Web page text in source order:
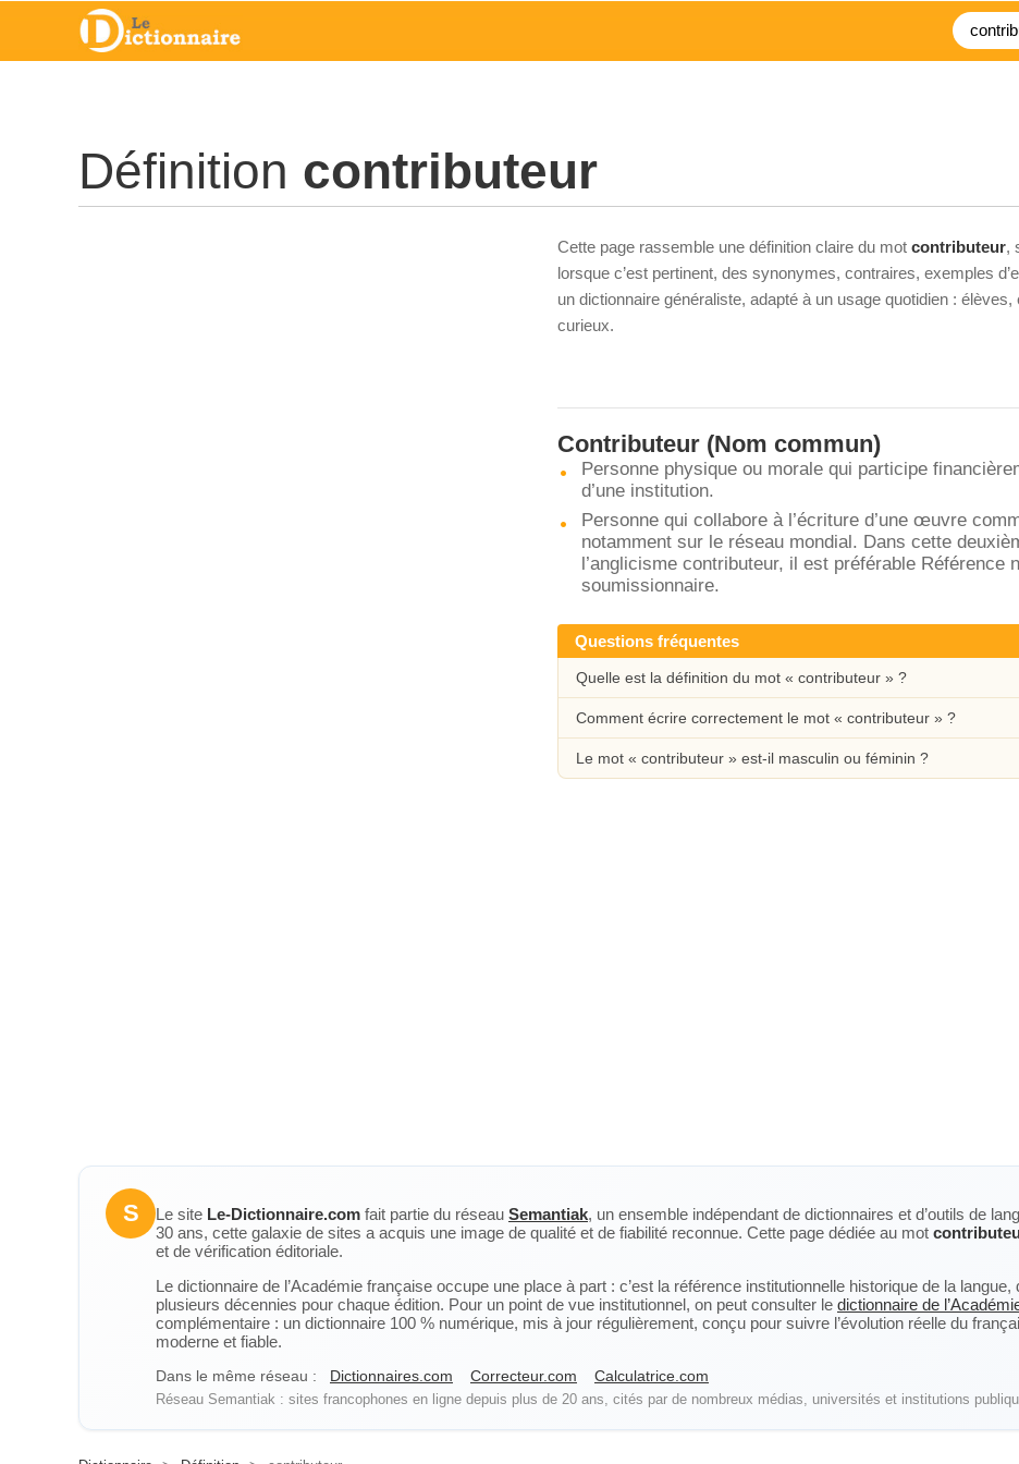
Définition contributeur
Cette page rassemble une définition claire du mot contributeur,
lorsque c’est pertinent, des synonymes, contraires, exemples
un dictionnaire généraliste, adapté à un usage quotidien :
curieux.
Contributeur (Nom commun)
Personne physique ou morale qui participe
d’une institution.
Personne qui collabore à l’écriture d’une œuvre
notamment sur le réseau mondial. Dans cette
l’anglicisme contributeur, il est préférable Référence
soumissionnaire.
Questions fréquentes
Quelle est la définition du mot « contributeur » ?
Comment écrire correctement le mot « contributeur » ?
Le mot « contributeur » est-il masculin ou féminin ?
S Le site Le-Dictionnaire.com fait partie du réseau Semantiak, un ensemble indépendant de dictionnaires et d’outils de
30 ans, cette galaxie de sites a acquis une image de qualité et de fiabilité reconnue. Cette page dédiée au mot
et de vérification éditoriale.
Le dictionnaire de l’Académie française occupe une place à part : c’est la référence institutionnelle historique de la
plusieurs décennies pour chaque édition. Pour un point de vue institutionnel, on peut consulter le dictionnaire de
complémentaire : un dictionnaire 100 % numérique, mis à jour régulièrement, conçu pour suivre l’évolution réelle du
moderne et fiable.
Dans le même réseau : Dictionnaires.com Correcteur.com Calculatrice.com
Réseau Semantiak : sites francophones en ligne depuis plus de 20 ans, cités par de nombreux médias, universités et institutions